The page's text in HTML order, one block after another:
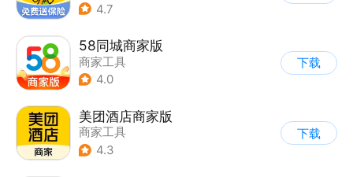
4.7
58同城商家版
商家工具
4.0
下载
美团酒店商家版
商家工具
4.3
下载